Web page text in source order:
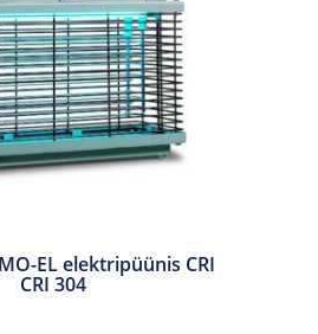
EL elektripüünis CRI
CRI 304